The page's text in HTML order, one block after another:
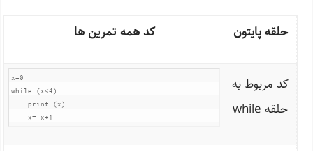
حلقه پایتون کد همه تمرین ها
کد مربوط به
حلقه while
x=0
while (x<4):
    print (x)
    x= x+1